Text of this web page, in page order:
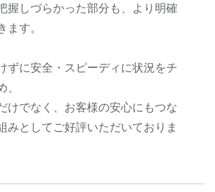
握しづらかった部分も、より明確
ます。
ずに安全・スピーディに状況をチ
けでなく、お客様の安心にもつな
みとしてご好評いただいておりま